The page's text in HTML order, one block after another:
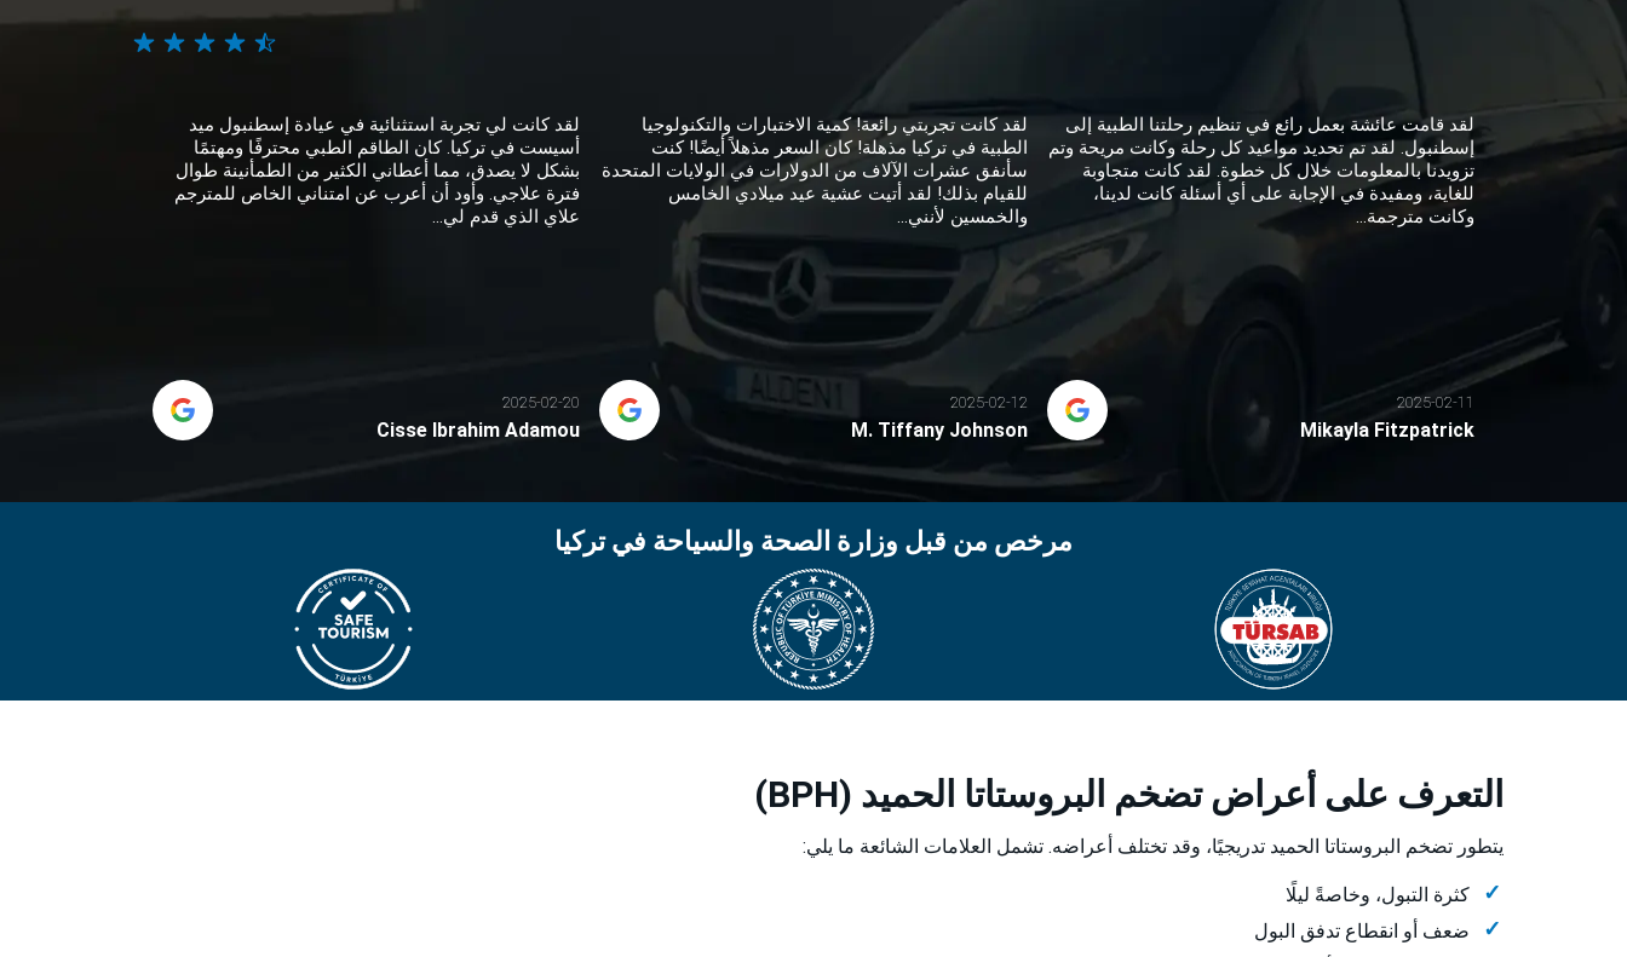
لقد كانت لي تجربة استثنائية في عيادة إسطنبول ميد
أسيست في تركيا. كان الطاقم الطبي محترفًا ومهتمًا
بشكل لا يصدق، مما أعطاني الكثير من الطمأنينة طوال
فترة علاجي. وأود أن أعرب عن امتناني الخاص للمترجم
علاي الذي قدم لي...
2025-02-20
Cisse Ibrahim Adamou
لقد كانت تجربتي رائعة! كمية الاختبارات والتكنولوجيا
الطبية في تركيا مذهلة! كان السعر مذهلاً أيضًا! كنت
سأنفق عشرات الآلاف من الدولارات في الولايات المتحدة
للقيام بذلك! لقد أتيت عشية عيد ميلادي الخامس
والخمسين لأنني...
2025-02-12
M. Tiffany Johnson
لقد قامت عائشة بعمل رائع في تنظيم رحلتنا الطبية إلى
إسطنبول. لقد تم تحديد مواعيد كل رحلة وكانت مريحة وتم
تزويدنا بالمعلومات خلال كل خطوة. لقد كانت متجاوبة
للغاية، ومفيدة في الإجابة على أي أسئلة كانت لدينا،
وكانت مترجمة...
2025-02-11
Mikayla Fitzpatrick
مرخص من قبل وزارة الصحة والسياحة في تركيا
التعرف على أعراض تضخم البروستاتا الحميد (BPH)
يتطور تضخم البروستاتا الحميد تدريجيًا، وقد تختلف أعراضه. تشمل العلامات الشائعة ما يلي:
كثرة التبول، وخاصةً ليلًا
ضعف أو انقطاع تدفق البول